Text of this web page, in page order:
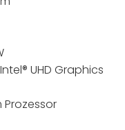
UHD Graphics
Prozessor